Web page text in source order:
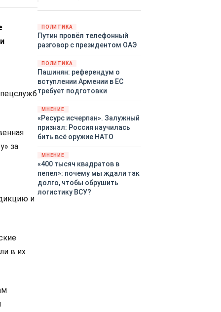
за
и
в их
закупленное ранее оружие.
Также американская
администрация скидывает на
киевского режима оружием,
которое стремится продавать
всем новым снабженцам.
Однако часто возникают
предположения о возможном
«сменщике» американцев на
этом позорном посту.
Рассмотрим, кто же рвётся на
ПОЛИТИКА
Путин провёл телефонный
разговор с президентом ОАЭ
ПОЛИТИКА
Пашинян: референдум о
вступлении Армении в ЕС
требует подготовки
МНЕНИЕ
«Ресурс исчерпан». Залужный
признал: Россия научилась
бить всё оружие НАТО
МНЕНИЕ
«400 тысяч квадратов в
пепел»: почему мы ждали так
долго, чтобы обрушить
логистику ВСУ?